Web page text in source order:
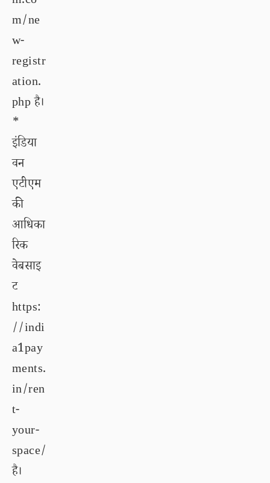
m/ne
w-
registr
ation.
php है।
*
इंडिया
वन
एटीएम
की
आधिका
रिक
वेबसाइ
ट
https:
//indi
a1pay
ments.
in/ren
t-
your-
space/
है।